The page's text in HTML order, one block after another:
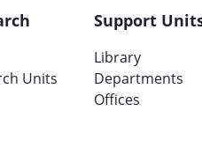
Units
Support
Library
Departments
Offices